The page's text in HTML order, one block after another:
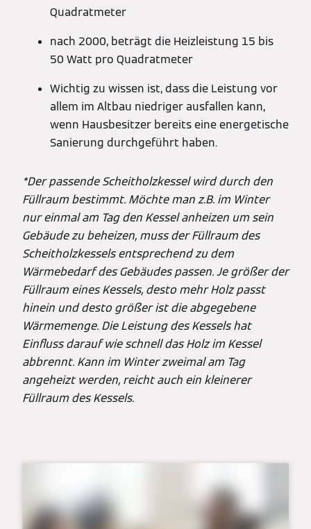
Quadratmeter
nach 2000, beträgt die Heizleistung 15 bis
50 Watt pro Quadratmeter
Wichtig zu wissen ist, dass die Leistung vor
allem im Altbau niedriger ausfallen kann,
wenn Hausbesitzer bereits eine energetische
Sanierung durchgeführt haben.
*Der passende Scheitholzkessel wird durch den
Füllraum bestimmt. Möchte man z.B. im Winter
nur einmal am Tag den Kessel anheizen um sein
Gebäude zu beheizen, muss der Füllraum des
Scheitholzkessels entsprechend zu dem
Wärmebedarf des Gebäudes passen. Je größer der
Füllraum eines Kessels, desto mehr Holz passt
hinein und desto größer ist die abgegebene
Wärmemenge. Die Leistung des Kessels hat
Einfluss darauf wie schnell das Holz im Kessel
abbrennt. Kann im Winter zweimal am Tag
angeheizt werden, reicht auch ein kleinerer
Füllraum des Kessels.